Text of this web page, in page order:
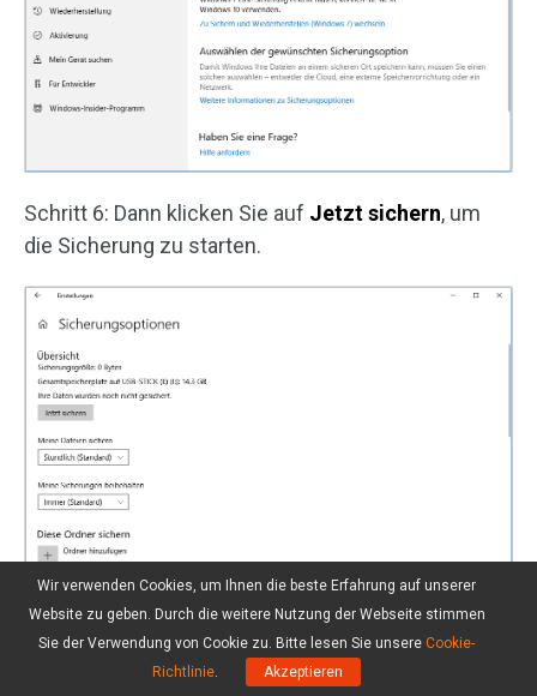
Schritt 6: Dann klicken Sie auf Jetzt sichern, um
die Sicherung zu starten.
Wir verwenden Cookies, um Ihnen die beste Erfahrung auf unserer
Website zu geben. Durch die weitere Nutzung der Webseite stimmen
Sie der Verwendung von Cookie zu. Bitte lesen Sie unsere Cookie-
Richtlinie. Akzeptieren